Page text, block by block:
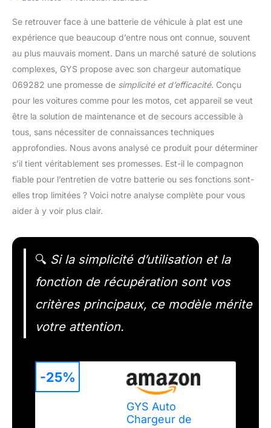
Se retrouver face à une batterie de véhicule à plat est une
expérience que beaucoup d’entre nous ont connue, souvent
au plus mauvais moment. Dans un marché saturé de solutions
complexes, GYS propose avec son chargeur automatique
069282 une promesse de simplicité et d’efficacité. Conçu
pour les voitures comme pour les motos, cet appareil se veut
être la solution de maintenance et de secours accessible à
tous, sans nécessiter de connaissances techniques
approfondies. Nous avons analysé ce produit pour déterminer
s’il tient véritablement ses promesses. Est-il le compagnon
fiable pour l’entretien de votre batterie ou ses fonctions sont-
elles trop limitées ? Voici notre analyse complète pour vous
aider à y voir plus clair.
🔍 Si la simplicité d’utilisation et la
fonction de récupération sont vos
critères principaux, ce modèle mérite
votre attention.
GYS Auto
Chargeur de
-25%